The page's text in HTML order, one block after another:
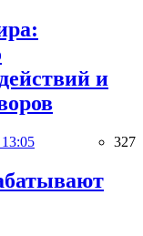
и
13:05 327